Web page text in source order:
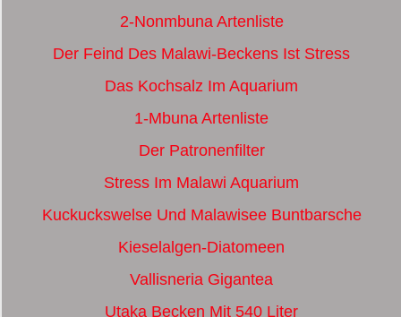
2-Nonmbuna Artenliste
Der Feind Des Malawi-Beckens Ist Stress
Das Kochsalz Im Aquarium
1-Mbuna Artenliste
Der Patronenfilter
Stress Im Malawi Aquarium
Kuckuckswelse Und Malawisee Buntbarsche
Kieselalgen-Diatomeen
Vallisneria Gigantea
Utaka Becken Mit 540 Liter